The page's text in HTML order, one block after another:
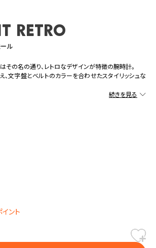
retro
ール
はその名の通り、レトロなデザインが特徴の腕時計。
文字盤とベルトのカラーを合わせたスタイリッシュな
加え、ストップウォッチ、アラーム、バックライト、デュアル
イント